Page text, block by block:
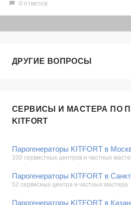
0 ответов
ДРУГИЕ ВОПРОСЫ
СЕРВИСЫ И МАСТЕРА ПО
KITFORT
Парогенераторы KITFORT в
100 сервистных центров и частных
Парогенераторы KITFORT в
52 сервисных центра и частных мастера
Парогенераторы KITFORT в